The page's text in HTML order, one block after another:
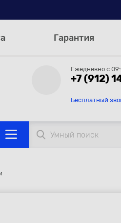
Гарантия
Ежедневно с
+7 (912)
Бесплатный